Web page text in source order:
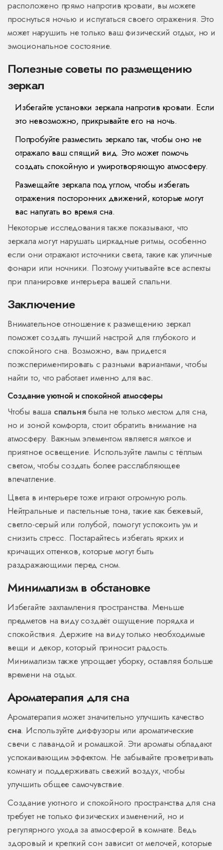
расположено прямо напротив кровати, вы можете
проснуться ночью и испугаться своего отражения. Это
может нарушить не только ваш физический отдых, но и
эмоциональное состояние.
Полезные советы по размещению
зеркал
Избегайте установки зеркала напротив кровати. Если
это невозможно, прикрывайте его на ночь.
Попробуйте разместить зеркало так, чтобы оно не
отражало ваш спящий вид. Это может помочь
создать спокойную и умиротворяющую атмосферу.
Размещайте зеркала под углом, чтобы избегать
отражения посторонних движений, которые могут
вас напугать во время сна.
Некоторые исследования также показывают, что
зеркала могут нарушать циркадные ритмы, особенно
если они отражают источники света, такие как уличные
фонари или ночники. Поэтому учитывайте все аспекты
при планировке интерьера вашей спальни.
Заключение
Внимательное отношение к размещению зеркал
поможет создать лучший настрой для глубокого и
спокойного сна. Возможно, вам придется
поэкспериментировать с разными вариантами, чтобы
найти то, что работает именно для вас.
Создание уютной и спокойной атмосферы
Чтобы ваша спальнябыла не только местом для сна,
но и зоной комфорта, стоит обратить внимание на
атмосферу. Важным элементом является мягкое и
приятное освещение. Используйте лампы с тёплым
светом, чтобы создать более расслабляющее
впечатление.
Цвета в интерьере тоже играют огромную роль.
Нейтральные и пастельные тона, такие как бежевый,
светло-серый или голубой, помогут успокоить ум и
снизить стресс. Постарайтесь избегать ярких и
кричащих оттенков, которые могут быть
раздражающими перед сном.
Минимализм в обстановке
Избегайте захламления пространства. Меньше
предметов на виду создаёт ощущение порядка и
спокойствия. Держите на виду только необходимые
вещи и декор, который приносит радость.
Минимализм также упрощает уборку, оставляя больше
времени на отдых.
Ароматерапия для сна
Ароматерапия может значительно улучшить качество
сна. Используйте диффузоры или ароматические
свечи с лавандой и ромашкой. Эти ароматы обладают
успокаивающим эффектом. Не забывайте проветривать
комнату и поддерживать свежий воздух, чтобы
улучшить общее самочувствие.
Создание уютного и спокойного пространства для сна
требует не только физических изменений, но и
регулярного ухода за атмосферой в комнате. Ведь
здоровый и крепкий сон зависит от мелочей, которые